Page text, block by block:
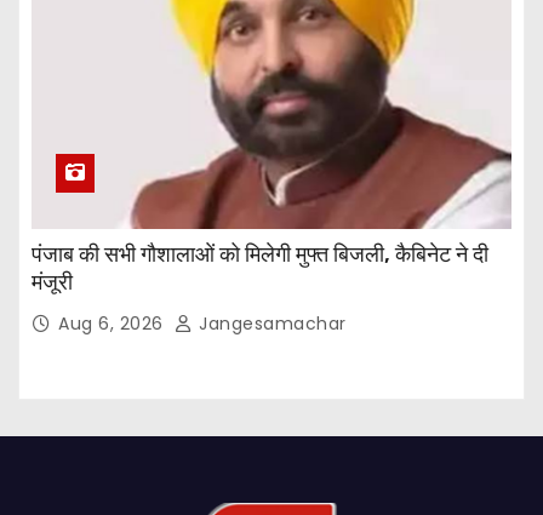
पंजाब की सभी गौशालाओं को मिलेगी मुफ्त बिजली, कैबिनेट ने दी
मंजूरी
Aug 6, 2026 Jangesamachar